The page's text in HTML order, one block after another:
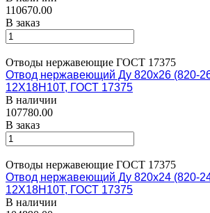
110670.00
В заказ
Отводы нержавеющие ГОСТ 17375
Отвод нержавеющий Ду 820х26 (820-
12Х18Н10Т, ГОСТ 17375
В наличии
107780.00
В заказ
Отводы нержавеющие ГОСТ 17375
Отвод нержавеющий Ду 820х24 (820-
12Х18Н10Т, ГОСТ 17375
В наличии